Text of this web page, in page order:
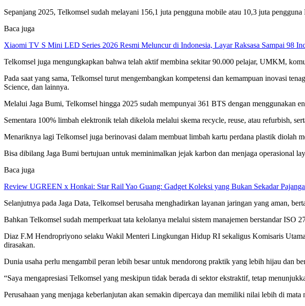
Sepanjang 2025, Telkomsel sudah melayani 156,1 juta pengguna mobile atau 10,3 juta
Baca juga
Xiaomi TV S Mini LED Series 2026 Resmi Meluncur di Indonesia, Layar Raksasa Sampai 98
Telkomsel juga mengungkapkan bahwa telah aktif membina sekitar 90.000 pelajar, UMKM,
Pada saat yang sama, Telkomsel turut mengembangkan kompetensi dan kemampuan inovasi
Science, dan lainnya.
Melalui Jaga Bumi, Telkomsel hingga 2025 sudah mempunyai 361 BTS dengan menggunakan
Sementara 100% limbah elektronik telah dikelola melalui skema recycle, reuse, atau refurbish,
Menariknya lagi Telkomsel juga berinovasi dalam membuat limbah kartu perdana plastik diolah
Bisa dibilang Jaga Bumi bertujuan untuk meminimalkan jejak karbon dan menjaga operasional
Baca juga
Review UGREEN x Honkai: Star Rail Yao Guang: Gadget Koleksi yang Bukan Sekadar
Selanjutnya pada Jaga Data, Telkomsel berusaha menghadirkan layanan jaringan yang aman,
Bahkan Telkomsel sudah memperkuat tata kelolanya melalui sistem manajemen berstandar
Diaz F.M Hendropriyono selaku Wakil Menteri Lingkungan Hidup RI sekaligus Komisaris
dirasakan.
Dunia usaha perlu mengambil peran lebih besar untuk mendorong praktik yang lebih hijau dan
“Saya mengapresiasi Telkomsel yang meskipun tidak berada di sektor ekstraktif, tetap
Perusahaan yang menjaga keberlanjutan akan semakin dipercaya dan memiliki nilai lebih di mata